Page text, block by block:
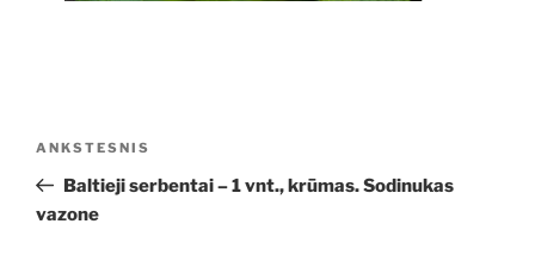
Navigacija
įrašų
Ankstesnis
įrašas
ANKSTESNIS
Baltieji serbentai – 1 vnt., krūmas. Sodinukas
vazone